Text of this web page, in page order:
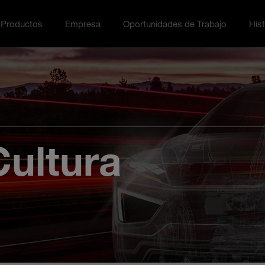
menu
Productos Toggle Empresa menu
Empresa Toggle Oportunidades de
Oportunidades de Trabajo